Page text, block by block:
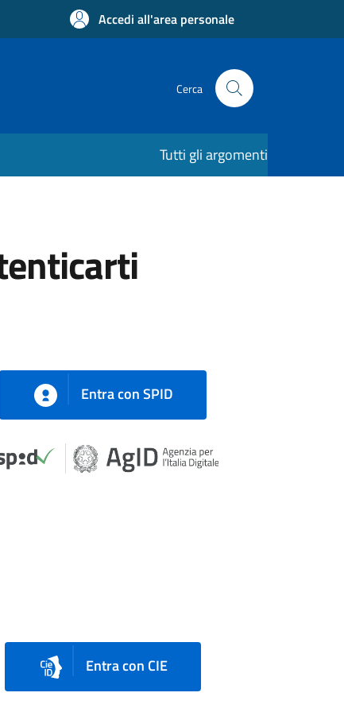
Accedi all'area personale
Cerca
Tutti gli argomenti
Entra con SPID
Entra con CIE